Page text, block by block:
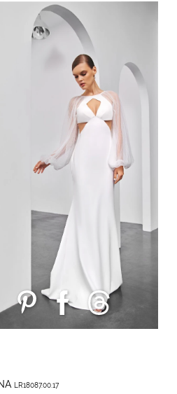
LR18087.00.17